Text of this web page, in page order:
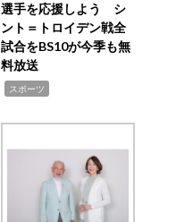
選手を応援しよう シ
ント＝トロイデン戦全
試合をBS10が今季も無
料放送
スポーツ